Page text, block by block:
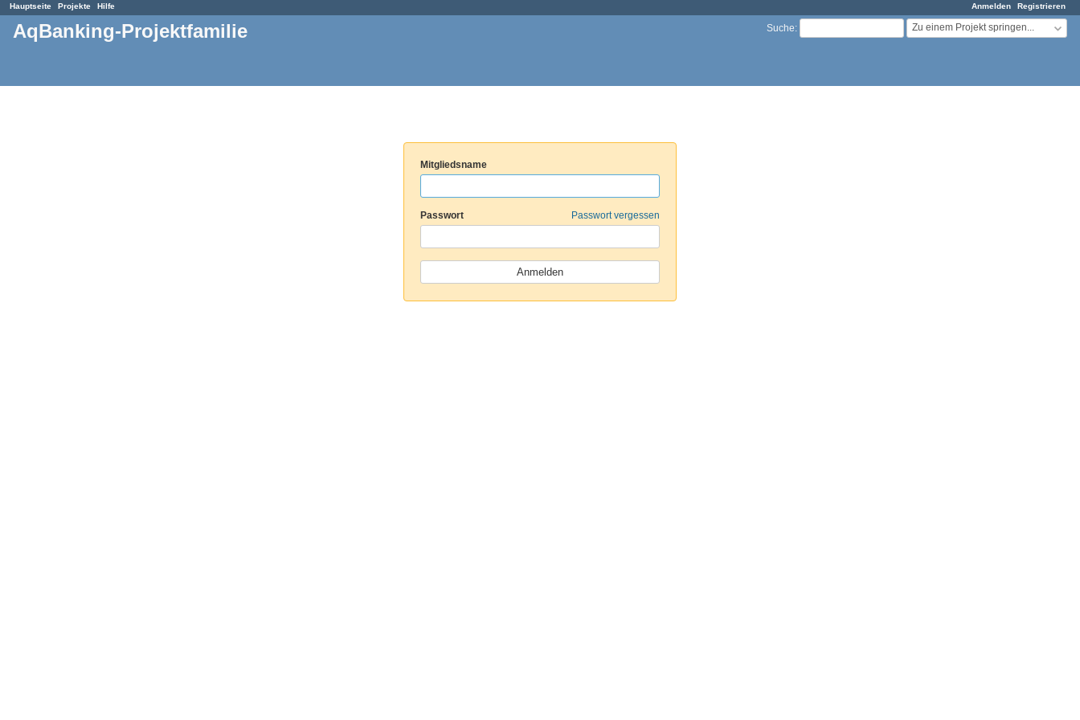
Anmelden Registrieren
Hauptseite Projekte Hilfe
Suche: Zu einem Projekt springen...
AqBanking-Projektfamilie
Mitgliedsname
Passwort Passwort vergessen